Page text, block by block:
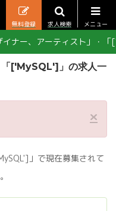
メニュー
求人検索
無料登録
イナー、アーティスト」・
「['MySQL']」の求人一
×
」で現在募集されて